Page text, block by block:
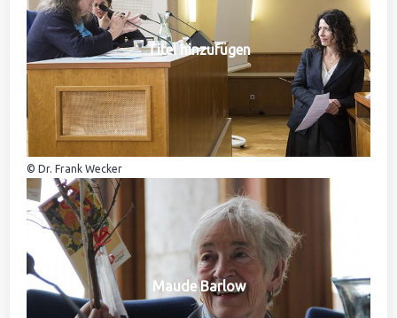
Titel hinzufügen
© Dr. Frank Wecker
Maude Barlow